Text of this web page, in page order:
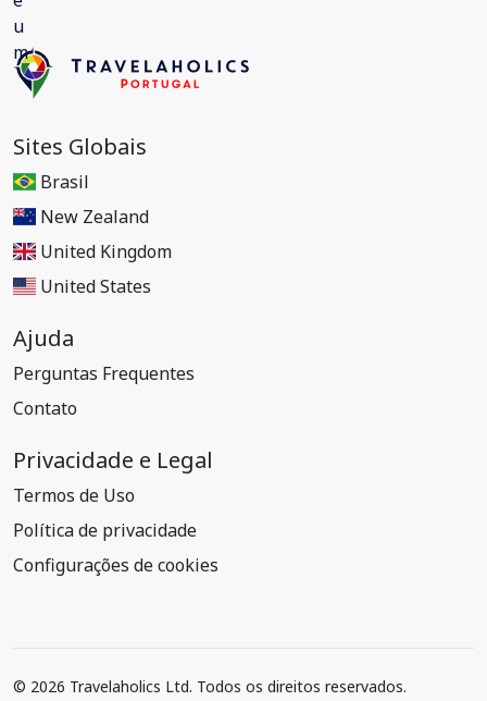
Sites Globais
Brasil
New Zealand
United Kingdom
United States
Ajuda
Perguntas Frequentes
Contato
Privacidade e Legal
Termos de Uso
Política de privacidade
Configurações de cookies
© 2026 Travelaholics Ltd. Todos os direitos reservados.